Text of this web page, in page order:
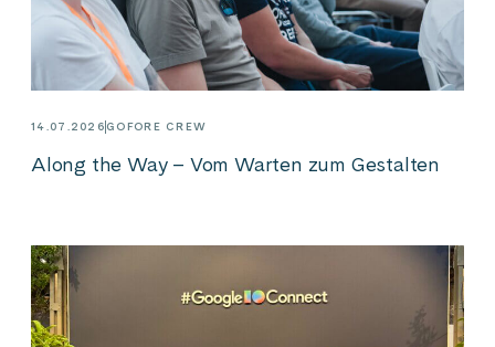
14.07.2026 GOFORE CREW
Along the Way – Vom Warten zum Gestalten